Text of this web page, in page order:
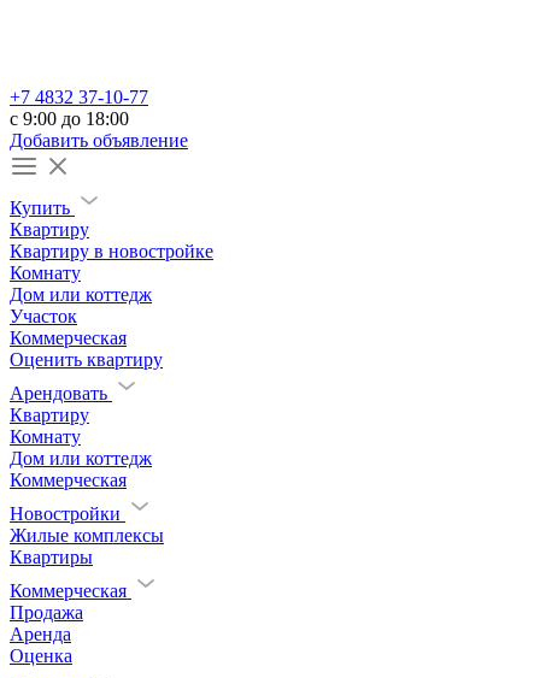
+7 4832 37-10-77
c 9:00 до 18:00
Добавить объявление
Купить
Квартиру
Квартиру в новостройке
Комнату
Дом или коттедж
Участок
Коммерческая
Оценить квартиру
Арендовать
Квартиру
Комнату
Дом или коттедж
Коммерческая
Новостройки
Жилые комплексы
Квартиры
Коммерческая
Продажа
Аренда
Оценка